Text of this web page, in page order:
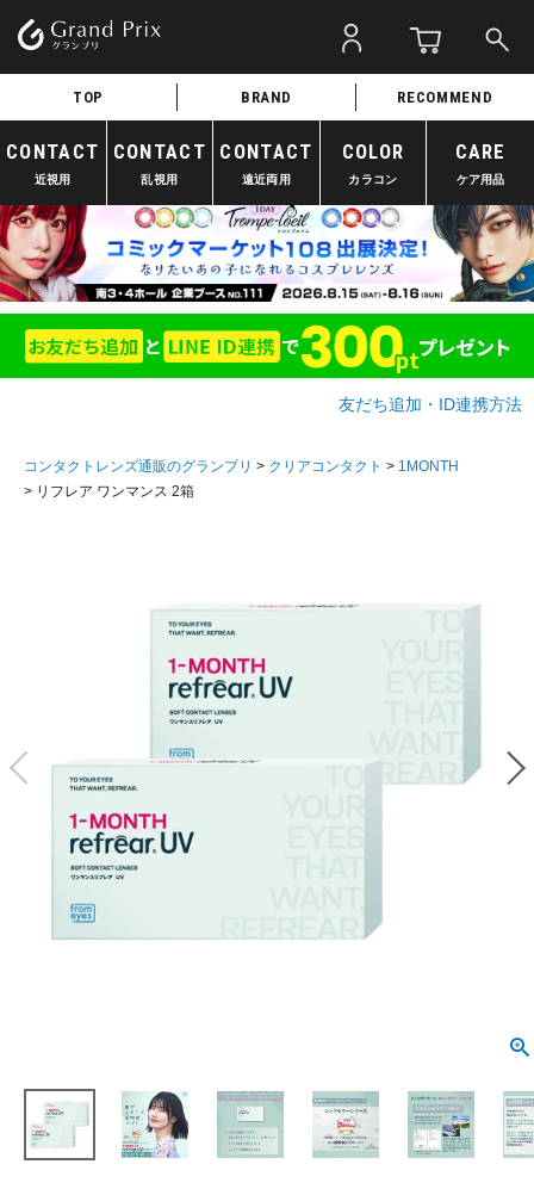
TOP BRAND RECOMMEND
CONTACT
近視用
CONTACT
乱視用
CONTACT
遠近両用
COLOR
カラコン
CARE
ケア用品
友だち追加・ID連携方法
コンタクトレンズ通販のグランプリ クリアコンタクト
1MONTH
リフレア ワンマンス 2箱